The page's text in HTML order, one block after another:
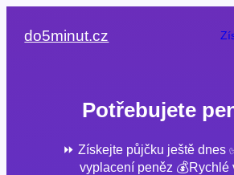
do5minut.cz
Potřebujete
⏩ Získejte půjčku ještě dnes
vyplacení peněz 💰Rychlé